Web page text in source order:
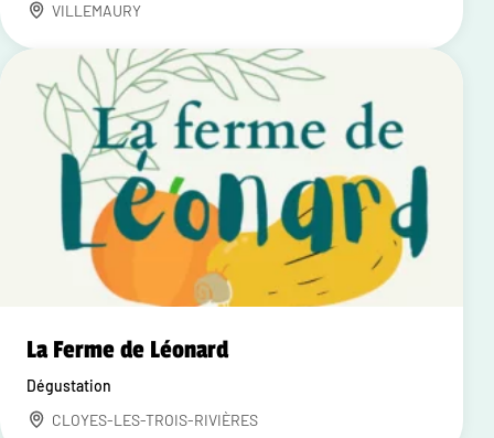
VILLEMAURY
La Ferme de Léonard
Dégustation
CLOYES-LES-TROIS-RIVIÈRES